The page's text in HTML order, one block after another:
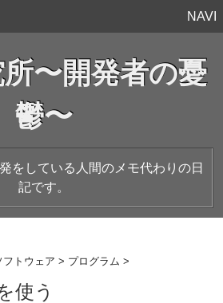
NAVI
〜開発者の憂
鬱〜
をしている人間のメモ代わりの日
記です。
フトウェア > プログラム >
使う